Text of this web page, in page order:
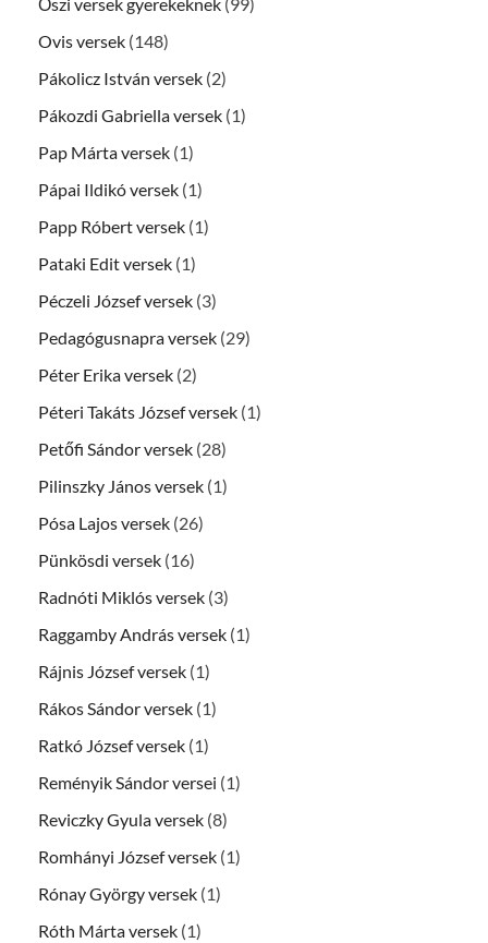
Őszi versek gyerekeknek (99)
Ovis versek (148)
Pákolicz István versek (2)
Pákozdi Gabriella versek (1)
Pap Márta versek (1)
Pápai Ildikó versek (1)
Papp Róbert versek (1)
Pataki Edit versek (1)
Péczeli József versek (3)
Pedagógusnapra versek (29)
Péter Erika versek (2)
Péteri Takáts József versek (1)
Petőfi Sándor versek (28)
Pilinszky János versek (1)
Pósa Lajos versek (26)
Pünkösdi versek (16)
Radnóti Miklós versek (3)
Raggamby András versek (1)
Rájnis József versek (1)
Rákos Sándor versek (1)
Ratkó József versek (1)
Reményik Sándor versei (1)
Reviczky Gyula versek (8)
Romhányi József versek (1)
Rónay György versek (1)
Róth Márta versek (1)